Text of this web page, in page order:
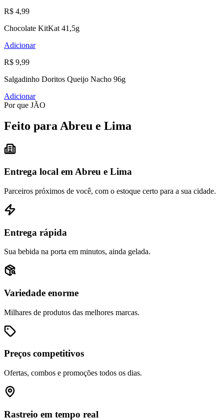
R$ 4,99
Chocolate KitKat 41,5g
Adicionar
R$ 9,99
Salgadinho Doritos Queijo Nacho 96g
Adicionar
Por que JÃO
Feito para Abreu e Lima
Entrega local em Abreu e Lima
Parceiros próximos de você, com o estoque certo para a sua cidade.
Entrega rápida
Sua bebida na porta em minutos, ainda gelada.
Variedade enorme
Milhares de produtos das melhores marcas.
Preços competitivos
Ofertas, combos e promoções todos os dias.
Rastreio em tempo real